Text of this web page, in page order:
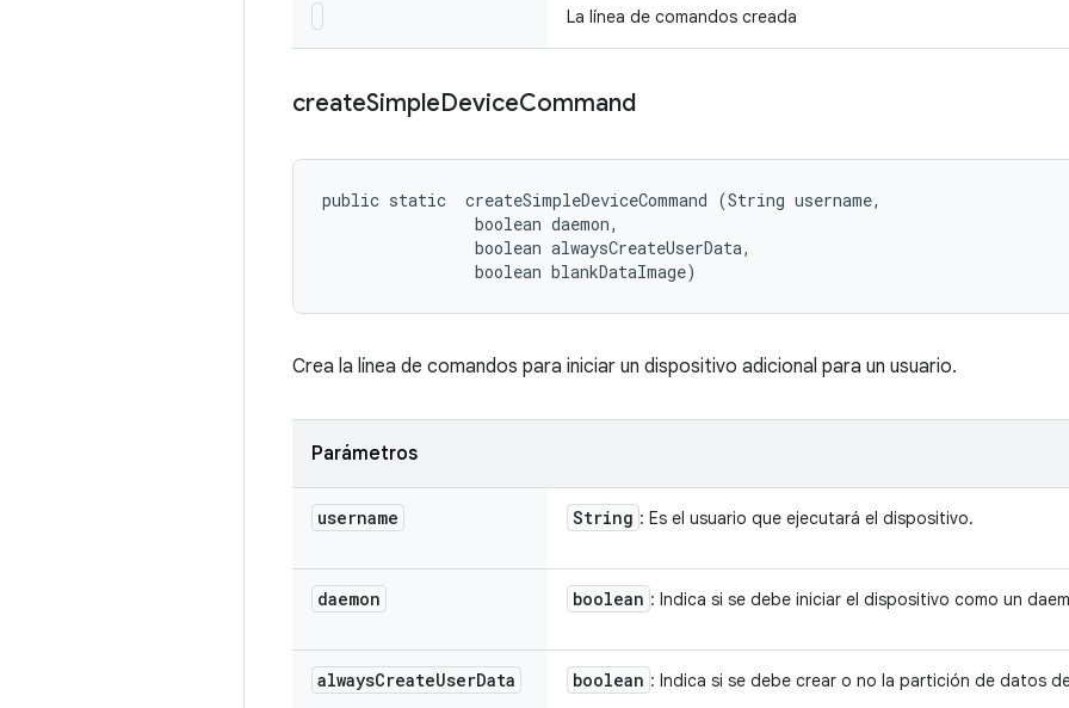
La línea de comandos creada
createSimpleDeviceCommand
public static
createSimpleDeviceCommand (String username,
                boolean daemon,
                boolean alwaysCreateUserData,
                boolean blankDataImage)
Crea la línea de comandos para iniciar un dispositivo adicional para un usuario.
Parámetros
username String : Es el usuario que ejecutará el dispositivo.
daemon boolean : Indica si se debe iniciar el dispositivo como un
alwaysCreateUserData boolean : Indica si se debe crear o no la partición de datos